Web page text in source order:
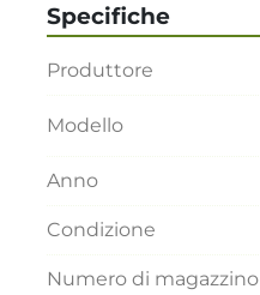
Specifiche
Produttore
Modello
Anno
Condizione
Numero di magazzino